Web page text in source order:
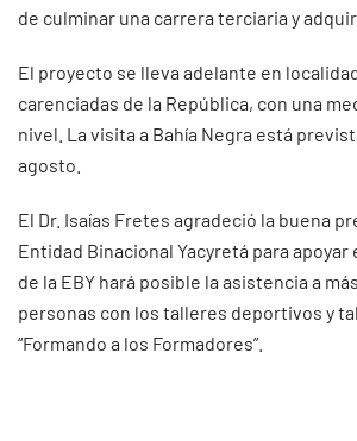
de culminar una carrera terciaria y
El proyecto se lleva adelante en
carenciadas de la República, con una
nivel. La visita a Bahía Negra está
agosto.
El Dr. Isaías Fretes agradeció la buena
Entidad Binacional Yacyretá para apoyar
de la EBY hará posible la asistencia a
personas con los talleres deportivos y
“Formando a los Formadores”.